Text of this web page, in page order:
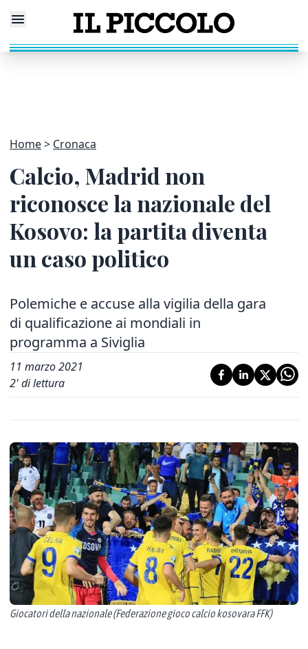
Home Cronaca
Calcio, Madrid non
riconosce la nazionale del
Kosovo: la partita diventa
un caso politico
Polemiche e accuse alla vigilia della gara
di qualificazione ai mondiali in
programma a Siviglia
11 marzo 2021
2' di lettura
Giocatori della nazionale (Federazione gioco calcio kosovara FFK)